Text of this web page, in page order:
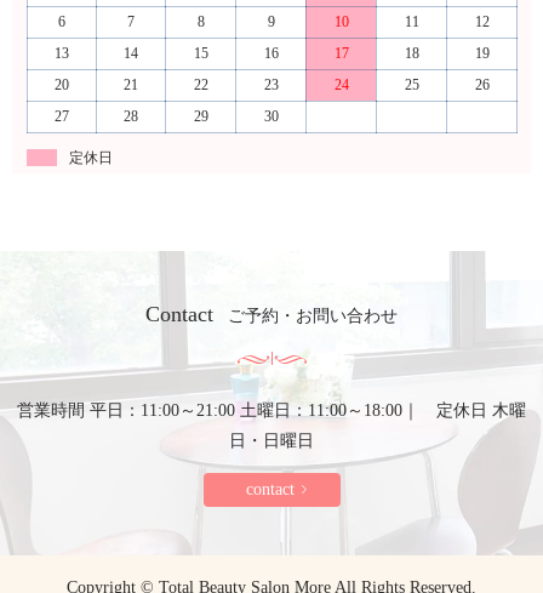
6
7 8 9 10 11
12
13
14 15 16 17 18
19
20
21 22 23 24 25
26
27
28 29 30
定休日
Contact ご予約・お問い合わせ
営業時間 平日：11:00～21:00 土曜日：11:00～18:00｜ 定休日 木曜
日・日曜日
contact
Copyright © Total Beauty Salon More All Rights Reserved.